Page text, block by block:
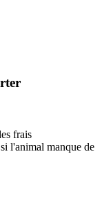
frais
l'animal manque de